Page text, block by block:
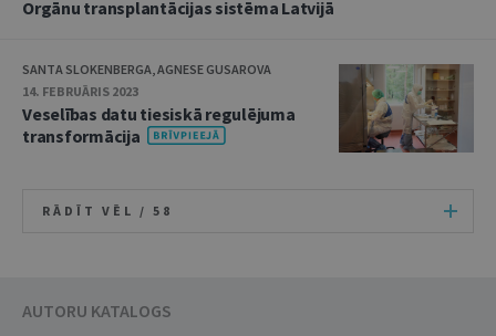
Orgānu transplantācijas sistēma Latvijā
SANTA SLOKENBERGA, AGNESE GUSAROVA
14. FEBRUĀRIS 2023
Veselības datu tiesiskā regulējuma
transformācija
RĀDĪT VĒL / 58
AUTORU KATALOGS